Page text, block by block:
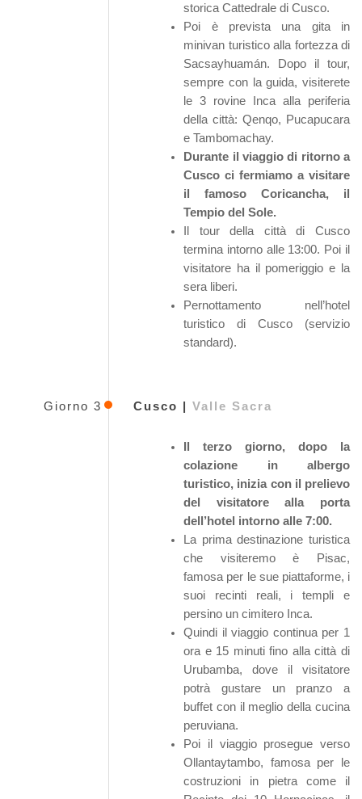
storica Cattedrale di Cusco.
Poi è prevista una gita in
minivan turistico alla fortezza di
Sacsayhuamán. Dopo il tour,
sempre con la guida, visiterete
le 3 rovine Inca alla periferia
della città: Qenqo, Pucapucara
e Tambomachay.
Durante il viaggio di ritorno a
Cusco ci fermiamo a visitare
il famoso Coricancha, il
Tempio del Sole.
Il tour della città di Cusco
termina intorno alle 13:00. Poi il
visitatore ha il pomeriggio e la
sera liberi.
Pernottamento nell’hotel
turistico di Cusco (servizio
standard).
Giorno 3 Cusco | Valle Sacra
Il terzo giorno, dopo la
colazione in albergo
turistico, inizia con il prelievo
del visitatore alla porta
dell’hotel intorno alle 7:00.
La prima destinazione turistica
che visiteremo è Pisac,
famosa per le sue piattaforme, i
suoi recinti reali, i templi e
persino un cimitero Inca.
Quindi il viaggio continua per 1
ora e 15 minuti fino alla città di
Urubamba, dove il visitatore
potrà gustare un pranzo a
buffet con il meglio della cucina
peruviana.
Poi il viaggio prosegue verso
Ollantaytambo, famosa per le
costruzioni in pietra come il